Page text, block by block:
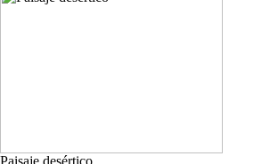
Paisaje desértico